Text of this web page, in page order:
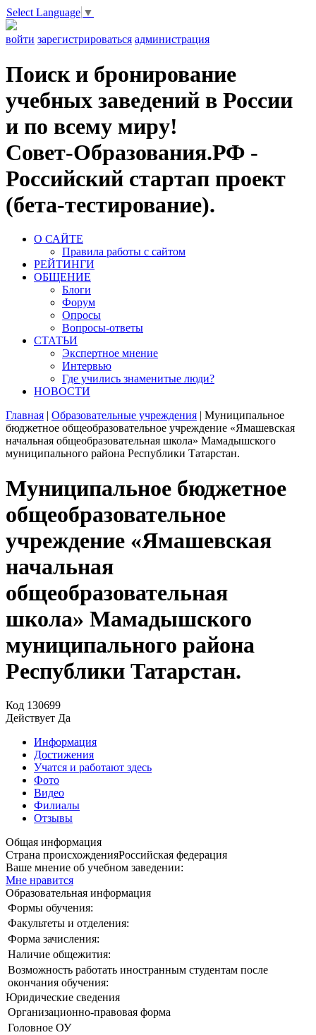
Select Language ▼
войти зарегистрироваться администрация
Поиск и бронирование
учебных заведений в России
и по всему миру!
Совет-Образования.РФ -
Российский стартап проект
(бета-тестирование).
О САЙТЕ
Правила работы с сайтом
РЕЙТИНГИ
ОБЩЕНИЕ
Блоги
Форум
Опросы
Вопросы-ответы
СТАТЬИ
Экспертное мнение
Интервью
Где учились знаменитые люди?
НОВОСТИ
Главная | Образовательные учреждения | Муниципальное
бюджетное общеобразовательное учреждение «Ямашевская
начальная общеобразовательная школа» Мамадышского
муниципального района Республики Татарстан.
Муниципальное бюджетное
общеобразовательное
учреждение «Ямашевская
начальная
общеобразовательная
школа» Мамадышского
муниципального района
Республики Татарстан.
Код 130699
Действует Да
Информация
Достижения
Учатся и работают здесь
Фото
Видео
Филиалы
Отзывы
Общая информация
Страна происхожденияРоссийская федерация
Ваше мнение об учебном заведении:
Мне нравится
Образовательная информация
Формы обучения:
Факультеты и отделения:
Форма зачисления:
Наличие общежития:
Возможность работать иностранным студентам после
окончания обучения:
Юридические сведения
Организационно-правовая форма
Головное ОУ